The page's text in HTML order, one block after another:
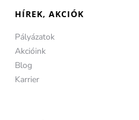
HÍREK, AKCIÓK
Pályázatok
Akcióink
Blog
Karrier